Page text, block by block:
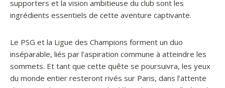
supporters et la vision ambitieuse du club sont les
ingrédients essentiels de cette aventure captivante.
Le PSG et la Ligue des Champions forment un duo
inséparable, liés par l’aspiration commune à atteindre les
sommets. Et tant que cette quête se poursuivra, les yeux
du monde entier resteront rivés sur Paris, dans l’attente